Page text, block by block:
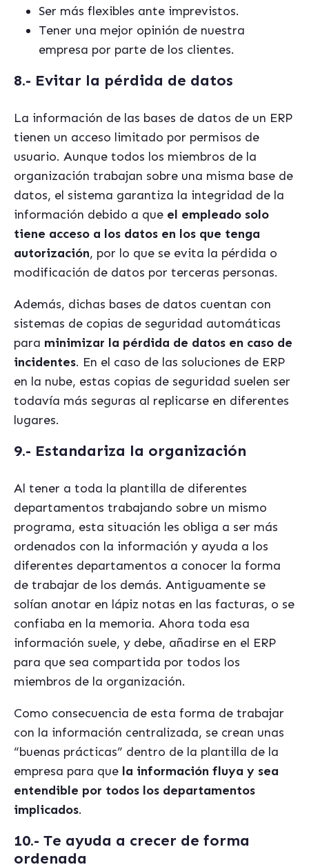
Ser más flexibles ante imprevistos.
Tener una mejor opinión de nuestra
empresa por parte de los clientes.
8.- Evitar la pérdida de datos
La información de las bases de datos de un ERP
tienen un acceso limitado por permisos de
usuario. Aunque todos los miembros de la
organización trabajan sobre una misma base de
datos, el sistema garantiza la integridad de la
información debido a que el empleado solo
tiene acceso a los datos en los que tenga
autorización, por lo que se evita la pérdida o
modificación de datos por terceras personas.
Además, dichas bases de datos cuentan con
sistemas de copias de seguridad automáticas
para minimizar la pérdida de datos en caso de
incidentes. En el caso de las soluciones de ERP
en la nube, estas copias de seguridad suelen ser
todavía más seguras al replicarse en diferentes
lugares.
9.- Estandariza la organización
Al tener a toda la plantilla de diferentes
departamentos trabajando sobre un mismo
programa, esta situación les obliga a ser más
ordenados con la información y ayuda a los
diferentes departamentos a conocer la forma
de trabajar de los demás. Antiguamente se
solían anotar en lápiz notas en las facturas, o se
confiaba en la memoria. Ahora toda esa
información suele, y debe, añadirse en el ERP
para que sea compartida por todos los
miembros de la organización.
Como consecuencia de esta forma de trabajar
con la información centralizada, se crean unas
“buenas prácticas” dentro de la plantilla de la
empresa para que la información fluya y sea
entendible por todos los departamentos
implicados.
10.- Te ayuda a crecer de forma
ordenada